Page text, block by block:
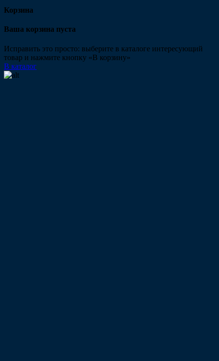
Корзина
Ваша корзина пуста
Исправить это просто: выберите в каталоге интересующий
товар и нажмите кнопку «В корзину»
В каталог